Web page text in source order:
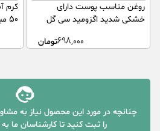
روغن مناسب پوست دارای
خشکی شدید اگزومید سی گل
698,000تومان
کرم
50 میل
چنانچه در مورد این محصول نیاز به
را ثبت کنید تا کارشناسان ما